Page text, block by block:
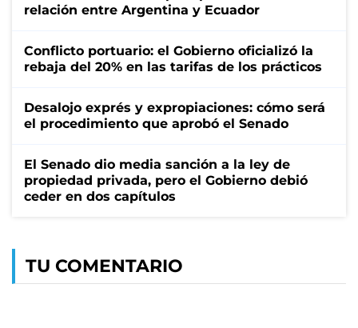
relación entre Argentina y Ecuador
Conflicto portuario: el Gobierno oficializó la
rebaja del 20% en las tarifas de los prácticos
Desalojo exprés y expropiaciones: cómo será
el procedimiento que aprobó el Senado
El Senado dio media sanción a la ley de
propiedad privada, pero el Gobierno debió
ceder en dos capítulos
TU COMENTARIO